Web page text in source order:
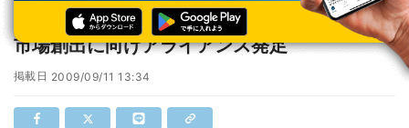
ネットワンら、オープンなクラウドサービス
市場創出に向けアライアンス発足
掲載日 2009/09/11 13:34